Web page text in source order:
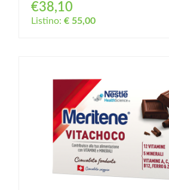
€38,10
Listino: € 55,00